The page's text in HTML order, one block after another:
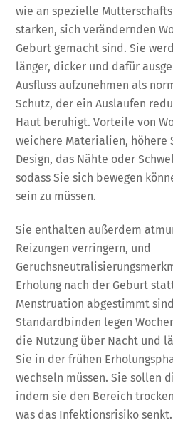
wie an spezielle
starken, sich verändernden
Geburt gemacht sind. Sie
länger, dicker und dafür
Ausfluss aufzunehmen als
Schutz, der ein Auslaufen
Haut beruhigt. Vorteile von
weichere Materialien, höhere
Design, das Nähte oder
sodass Sie sich bewegen
sein zu müssen.
Sie enthalten außerdem
Reizungen verringern, und
Erholung nach der Geburt
Menstruation abgestimmt
Standardbinden legen
die Nutzung über Nacht und
Sie in der frühen
wechseln müssen. Sie sollen
indem sie den Bereich
was das Infektionsrisiko